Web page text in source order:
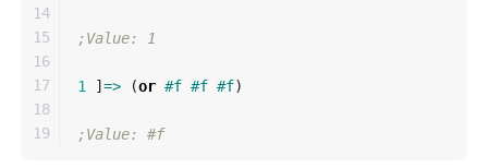
14
15
16
17
18
;Value: 1
1 ] => (or #f #f #f)
;Value: #f